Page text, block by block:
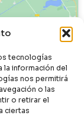
tecnologías
la información del
nos permitirá
o las
o retirar el
ciertas
de